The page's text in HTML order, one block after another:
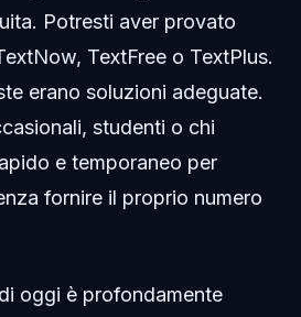
Potresti aver provato
TextFree o TextPlus.
erano soluzioni adeguate.
studenti o chi
e temporaneo per
fornire il proprio numero
oggi è profondamente